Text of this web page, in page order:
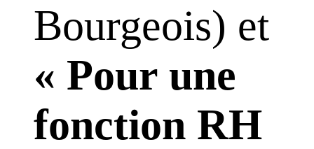
Bourgeois) et
« Pour une
fonction RH